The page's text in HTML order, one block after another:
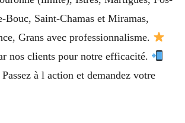
Bouc, Saint-Chamas et Miramas,
Grans avec professionnalisme.
nos clients pour notre efficacité.
à l action et demandez votre